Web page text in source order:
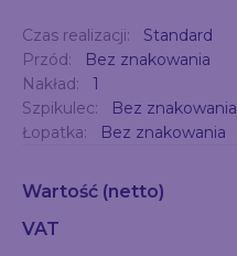
Czas realizacji:
Standard
Przód:
Bez znakowania
Nakład:
1
Szpikulec:
Bez znakowania
Łopatka:
Bez znakowania
Wartość (netto)
VAT